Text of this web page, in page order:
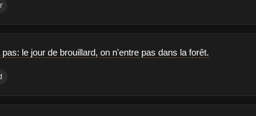
le jour de brouillard, on n'entre pas dans la forêt.